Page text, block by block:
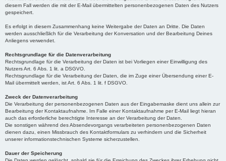
diesem Fall werden die mit der E-Mail übermittelten personenbezogenen Daten des Nutzers
gespeichert.
Es erfolgt in diesem Zusammenhang keine Weitergabe der Daten an Dritte. Die Daten
werden ausschließlich für die Verarbeitung der Konversation und der Bearbeitung Deines
Anliegens verwendet.
Rechtsgrundlage für die Datenverarbeitung
Rechtsgrundlage für die Verarbeitung der Daten ist bei Vorliegen einer Einwilligung des
Nutzers Art. 6 Abs. 1 lit. a DSGVO.
Rechtsgrundlage für die Verarbeitung der Daten, die im Zuge einer Übersendung einer E-
Mail übermittelt werden, ist Art. 6 Abs. 1 lit. f DSGVO.
Zweck der Datenverarbeitung
Die Verarbeitung der personenbezogenen Daten aus der Eingabemaske dient uns allein zur
Bearbeitung der Kontaktaufnahme. Im Falle einer Kontaktaufnahme per E-Mail liegt hieran
auch das erforderliche berechtigte Interesse an der Verarbeitung der Daten.
Die sonstigen während des Absendevorgangs verarbeiteten personenbezogenen Daten
dienen dazu, einen Missbrauch des Kontaktformulars zu verhindern und die Sicherheit
unserer informationstechnischen Systeme sicherzustellen.
Dauer der Speicherung